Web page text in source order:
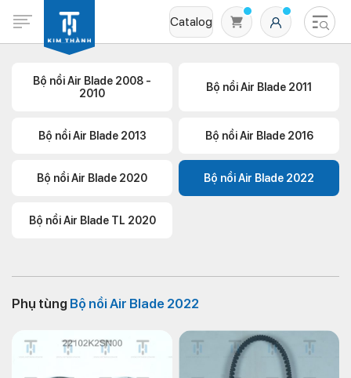
Catalog
Không có sản phẩm nào trong giỏ hàng
Bộ nồi Air Blade 2008 -
2010
Bộ nồi Air Blade 2011
Bộ nồi Air Blade 2013 Bộ nồi Air Blade 2016
Bộ nồi Air Blade 2020 Bộ nồi Air Blade 2022
Bộ nồi Air Blade TL 2020
Phụ tùng Bộ nồi Air Blade 2022